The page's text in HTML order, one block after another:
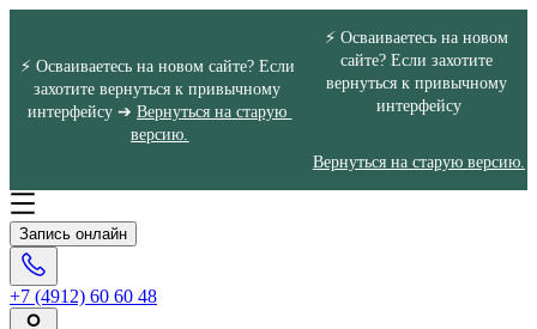
⚡ Осваиваетесь на новом сайте? Если
захотите вернуться к привычному
интерфейсу ➔ Вернуться на старую
версию.
⚡ Осваиваетесь на новом
сайте? Если захотите
вернуться к привычному
интерфейсу
Вернуться на старую версию.
Запись онлайн
+7 (4912) 60 60 48